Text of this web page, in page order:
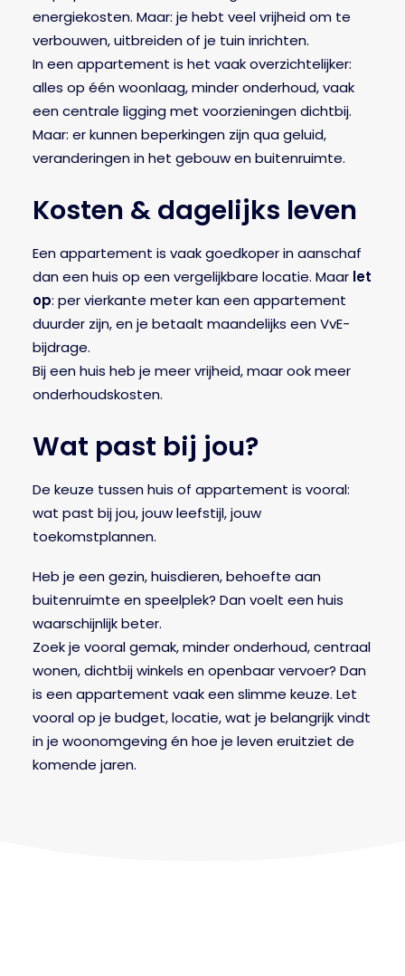
energiekosten. Maar: je hebt veel vrijheid om te
verbouwen, uitbreiden of je tuin inrichten.
In een appartement is het vaak overzichtelijker:
alles op één woonlaag, minder onderhoud, vaak
een centrale ligging met voorzieningen dichtbij.
Maar: er kunnen beperkingen zijn qua geluid,
veranderingen in het gebouw en buitenruimte.
Kosten & dagelijks leven
Een appartement is vaak goedkoper in aanschaf
dan een huis op een vergelijkbare locatie. Maar let
op: per vierkante meter kan een appartement
duurder zijn, en je betaalt maandelijks een VvE-
bijdrage.
Bij een huis heb je meer vrijheid, maar ook meer
onderhoudskosten.
Wat past bij jou?
De keuze tussen huis of appartement is vooral:
wat past bij jou, jouw leefstijl, jouw
toekomstplannen.
Heb je een gezin, huisdieren, behoefte aan
buitenruimte en speelplek? Dan voelt een huis
waarschijnlijk beter.
Zoek je vooral gemak, minder onderhoud, centraal
wonen, dichtbij winkels en openbaar vervoer? Dan
is een appartement vaak een slimme keuze. Let
vooral op je budget, locatie, wat je belangrijk vindt
in je woonomgeving én hoe je leven eruitziet de
komende jaren.